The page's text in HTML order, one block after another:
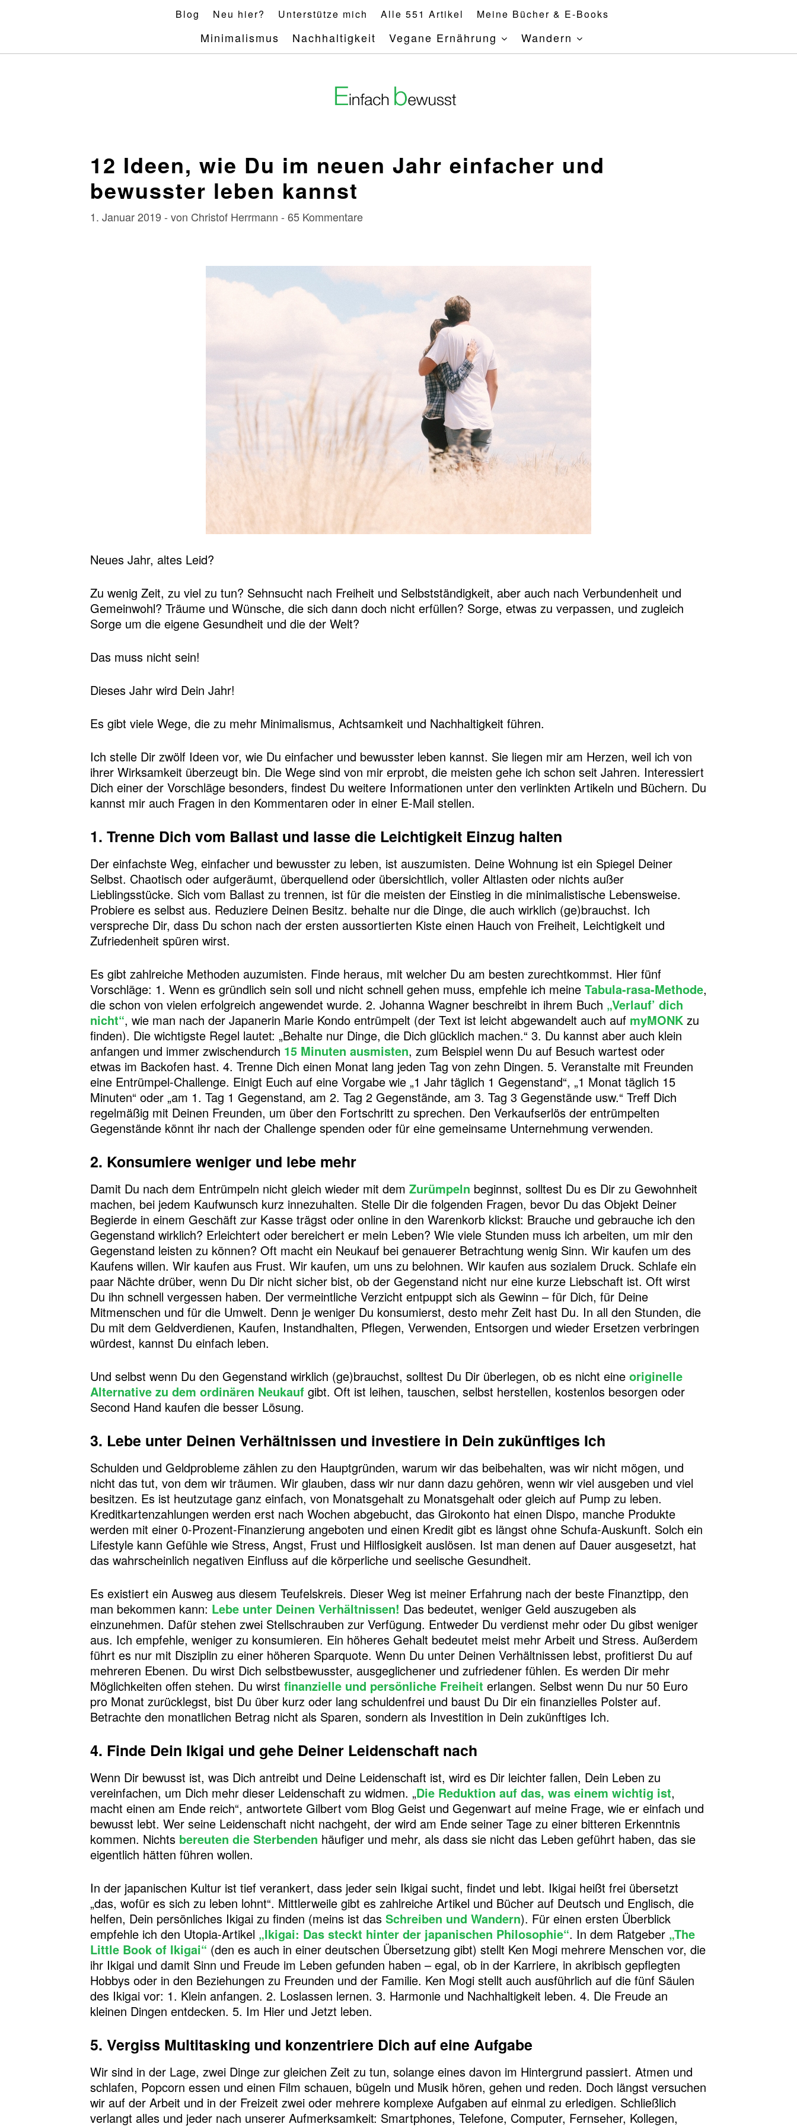
Blog Neu hier? Unterstütze mich Alle 551 Artikel Meine Bücher & E-Books
Minimalismus Nachhaltigkeit Vegane Ernährung Wandern
12 Ideen, wie Du im neuen Jahr einfacher und
bewusster leben kannst
1. Januar 2019 - von Christof Herrmann - 65 Kommentare
Neues Jahr, altes Leid?
Zu wenig Zeit, zu viel zu tun? Sehnsucht nach Freiheit und Selbstständigkeit, aber auch nach Verbundenheit und
Gemeinwohl? Träume und Wünsche, die sich dann doch nicht erfüllen? Sorge, etwas zu verpassen, und zugleich
Sorge um die eigene Gesundheit und die der Welt?
Das muss nicht sein!
Dieses Jahr wird Dein Jahr!
Es gibt viele Wege, die zu mehr Minimalismus, Achtsamkeit und Nachhaltigkeit führen.
Ich stelle Dir zwölf Ideen vor, wie Du einfacher und bewusster leben kannst. Sie liegen mir am Herzen, weil ich von
ihrer Wirksamkeit überzeugt bin. Die Wege sind von mir erprobt, die meisten gehe ich schon seit Jahren. Interessiert
Dich einer der Vorschläge besonders, findest Du weitere Informationen unter den verlinkten Artikeln und Büchern. Du
kannst mir auch Fragen in den Kommentaren oder in einer E-Mail stellen.
1. Trenne Dich vom Ballast und lasse die Leichtigkeit Einzug halten
Der einfachste Weg, einfacher und bewusster zu leben, ist auszumisten. Deine Wohnung ist ein Spiegel Deiner
Selbst. Chaotisch oder aufgeräumt, überquellend oder übersichtlich, voller Altlasten oder nichts außer
Lieblingsstücke. Sich vom Ballast zu trennen, ist für die meisten der Einstieg in die minimalistische Lebensweise.
Probiere es selbst aus. Reduziere Deinen Besitz. behalte nur die Dinge, die auch wirklich (ge)brauchst. Ich
verspreche Dir, dass Du schon nach der ersten aussortierten Kiste einen Hauch von Freiheit, Leichtigkeit und
Zufriedenheit spüren wirst.
Es gibt zahlreiche Methoden auzumisten. Finde heraus, mit welcher Du am besten zurechtkommst. Hier fünf
Vorschläge: 1. Wenn es gründlich sein soll und nicht schnell gehen muss, empfehle ich meine Tabula-rasa-Methode,
die schon von vielen erfolgreich angewendet wurde. 2. Johanna Wagner beschreibt in ihrem Buch „Verlauf’ dich
nicht“, wie man nach der Japanerin Marie Kondo entrümpelt (der Text ist leicht abgewandelt auch auf myMONK zu
finden). Die wichtigste Regel lautet: „Behalte nur Dinge, die Dich glücklich machen.“ 3. Du kannst aber auch klein
anfangen und immer zwischendurch 15 Minuten ausmisten, zum Beispiel wenn Du auf Besuch wartest oder
etwas im Backofen hast. 4. Trenne Dich einen Monat lang jeden Tag von zehn Dingen. 5. Veranstalte mit Freunden
eine Entrümpel-Challenge. Einigt Euch auf eine Vorgabe wie „1 Jahr täglich 1 Gegenstand“, „1 Monat täglich 15
Minuten“ oder „am 1. Tag 1 Gegenstand, am 2. Tag 2 Gegenstände, am 3. Tag 3 Gegenstände usw.“ Treff Dich
regelmäßig mit Deinen Freunden, um über den Fortschritt zu sprechen. Den Verkaufserlös der entrümpelten
Gegenstände könnt ihr nach der Challenge spenden oder für eine gemeinsame Unternehmung verwenden.
2. Konsumiere weniger und lebe mehr
Damit Du nach dem Entrümpeln nicht gleich wieder mit dem Zurümpeln beginnst, solltest Du es Dir zu Gewohnheit
machen, bei jedem Kaufwunsch kurz innezuhalten. Stelle Dir die folgenden Fragen, bevor Du das Objekt Deiner
Begierde in einem Geschäft zur Kasse trägst oder online in den Warenkorb klickst: Brauche und gebrauche ich den
Gegenstand wirklich? Erleichtert oder bereichert er mein Leben? Wie viele Stunden muss ich arbeiten, um mir den
Gegenstand leisten zu können? Oft macht ein Neukauf bei genauerer Betrachtung wenig Sinn. Wir kaufen um des
Kaufens willen. Wir kaufen aus Frust. Wir kaufen, um uns zu belohnen. Wir kaufen aus sozialem Druck. Schlafe ein
paar Nächte drüber, wenn Du Dir nicht sicher bist, ob der Gegenstand nicht nur eine kurze Liebschaft ist. Oft wirst
Du ihn schnell vergessen haben. Der vermeintliche Verzicht entpuppt sich als Gewinn – für Dich, für Deine
Mitmenschen und für die Umwelt. Denn je weniger Du konsumierst, desto mehr Zeit hast Du. In all den Stunden, die
Du mit dem Geldverdienen, Kaufen, Instandhalten, Pflegen, Verwenden, Entsorgen und wieder Ersetzen verbringen
würdest, kannst Du einfach leben.
Und selbst wenn Du den Gegenstand wirklich (ge)brauchst, solltest Du Dir überlegen, ob es nicht eine originelle
Alternative zu dem ordinären Neukauf gibt. Oft ist leihen, tauschen, selbst herstellen, kostenlos besorgen oder
Second Hand kaufen die besser Lösung.
3. Lebe unter Deinen Verhältnissen und investiere in Dein zukünftiges Ich
Schulden und Geldprobleme zählen zu den Hauptgründen, warum wir das beibehalten, was wir nicht mögen, und
nicht das tut, von dem wir träumen. Wir glauben, dass wir nur dann dazu gehören, wenn wir viel ausgeben und viel
besitzen. Es ist heutzutage ganz einfach, von Monatsgehalt zu Monatsgehalt oder gleich auf Pump zu leben.
Kreditkartenzahlungen werden erst nach Wochen abgebucht, das Girokonto hat einen Dispo, manche Produkte
werden mit einer 0-Prozent-Finanzierung angeboten und einen Kredit gibt es längst ohne Schufa-Auskunft. Solch ein
Lifestyle kann Gefühle wie Stress, Angst, Frust und Hilflosigkeit auslösen. Ist man denen auf Dauer ausgesetzt, hat
das wahrscheinlich negativen Einfluss auf die körperliche und seelische Gesundheit.
Es existiert ein Ausweg aus diesem Teufelskreis. Dieser Weg ist meiner Erfahrung nach der beste Finanztipp, den
man bekommen kann: Lebe unter Deinen Verhältnissen! Das bedeutet, weniger Geld auszugeben als
einzunehmen. Dafür stehen zwei Stellschrauben zur Verfügung. Entweder Du verdienst mehr oder Du gibst weniger
aus. Ich empfehle, weniger zu konsumieren. Ein höheres Gehalt bedeutet meist mehr Arbeit und Stress. Außerdem
führt es nur mit Disziplin zu einer höheren Sparquote. Wenn Du unter Deinen Verhältnissen lebst, profitierst Du auf
mehreren Ebenen. Du wirst Dich selbstbewusster, ausgeglichener und zufriedener fühlen. Es werden Dir mehr
Möglichkeiten offen stehen. Du wirst finanzielle und persönliche Freiheit erlangen. Selbst wenn Du nur 50 Euro
pro Monat zurücklegst, bist Du über kurz oder lang schuldenfrei und baust Du Dir ein finanzielles Polster auf.
Betrachte den monatlichen Betrag nicht als Sparen, sondern als Investition in Dein zukünftiges Ich.
4. Finde Dein Ikigai und gehe Deiner Leidenschaft nach
Wenn Dir bewusst ist, was Dich antreibt und Deine Leidenschaft ist, wird es Dir leichter fallen, Dein Leben zu
vereinfachen, um Dich mehr dieser Leidenschaft zu widmen. „Die Reduktion auf das, was einem wichtig ist,
macht einen am Ende reich“, antwortete Gilbert vom Blog Geist und Gegenwart auf meine Frage, wie er einfach und
bewusst lebt. Wer seine Leidenschaft nicht nachgeht, der wird am Ende seiner Tage zu einer bitteren Erkenntnis
kommen. Nichts bereuten die Sterbenden häufiger und mehr, als dass sie nicht das Leben geführt haben, das sie
eigentlich hätten führen wollen.
In der japanischen Kultur ist tief verankert, dass jeder sein Ikigai sucht, findet und lebt. Ikigai heißt frei übersetzt
„das, wofür es sich zu leben lohnt“. Mittlerweile gibt es zahlreiche Artikel und Bücher auf Deutsch und Englisch, die
helfen, Dein persönliches Ikigai zu finden (meins ist das Schreiben und Wandern). Für einen ersten Überblick
empfehle ich den Utopia-Artikel „Ikigai: Das steckt hinter der japanischen Philosophie“. In dem Ratgeber „The
Little Book of Ikigai“ (den es auch in einer deutschen Übersetzung gibt) stellt Ken Mogi mehrere Menschen vor, die
ihr Ikigai und damit Sinn und Freude im Leben gefunden haben – egal, ob in der Karriere, in akribisch gepflegten
Hobbys oder in den Beziehungen zu Freunden und der Familie. Ken Mogi stellt auch ausführlich auf die fünf Säulen
des Ikigai vor: 1. Klein anfangen. 2. Loslassen lernen. 3. Harmonie und Nachhaltigkeit leben. 4. Die Freude an
kleinen Dingen entdecken. 5. Im Hier und Jetzt leben.
5. Vergiss Multitasking und konzentriere Dich auf eine Aufgabe
Wir sind in der Lage, zwei Dinge zur gleichen Zeit zu tun, solange eines davon im Hintergrund passiert. Atmen und
schlafen, Popcorn essen und einen Film schauen, bügeln und Musik hören, gehen und reden. Doch längst versuchen
wir auf der Arbeit und in der Freizeit zwei oder mehrere komplexe Aufgaben auf einmal zu erledigen. Schließlich
verlangt alles und jeder nach unserer Aufmerksamkeit: Smartphones, Telefone, Computer, Fernseher, Kollegen,